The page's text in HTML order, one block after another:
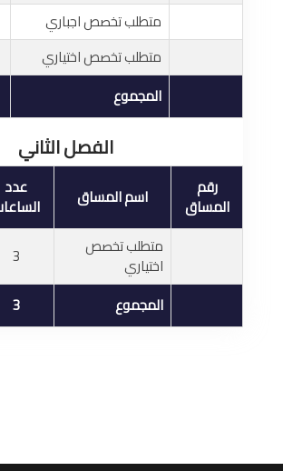
متطلب تخصص اجباري
متطلب تخصص اختياري
المجموع
الفصل الثاني
رقم
المساق اسم المساق عدد
متطلب تخصص
اختياري
3
المجموع
3